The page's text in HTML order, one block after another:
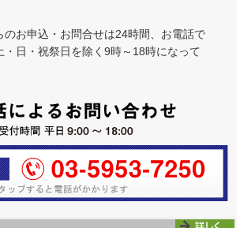
のお申込・お問合せは24時間、お電話で
・日・祝祭日を除く9時～18時になって